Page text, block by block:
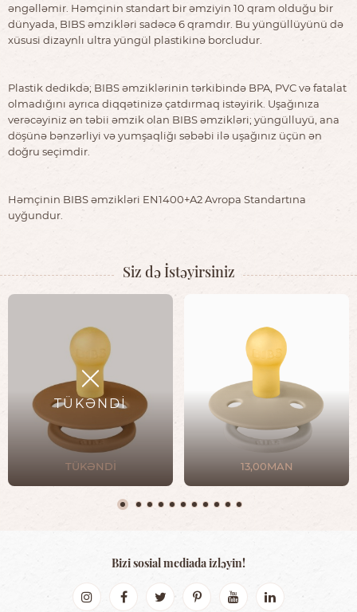
əngəlləmir. Həmçinin standart bir əmziyin 10 qram olduğu bir
dünyada, BIBS əmzikləri sadəcə 6 qramdır. Bu yüngüllüyünü də
xüsusi dizaynlı ultra yüngül plastikinə borcludur.
Plastik dedikdə; BIBS əmziklərinin tərkibində BPA, PVC və fatalat
olmadığını ayrıca diqqətinizə çatdırmaq istəyirik. Uşağınıza
verəcəyiniz ən təbii əmzik olan BIBS əmzikləri; yüngülluyü, ana
döşünə bənzərliyi və yumşaqliğı səbəbi ilə uşağınız üçün ən
doğru seçimdir.
Həmçinin BIBS əmzikləri EN1400+A2 Avropa Standartına
uyğundur.
Siz də İstəyirsiniz
TÜKƏNDİ
TÜKƏNDİ 13,00MAN
Bizi sosial mediada izləyin!